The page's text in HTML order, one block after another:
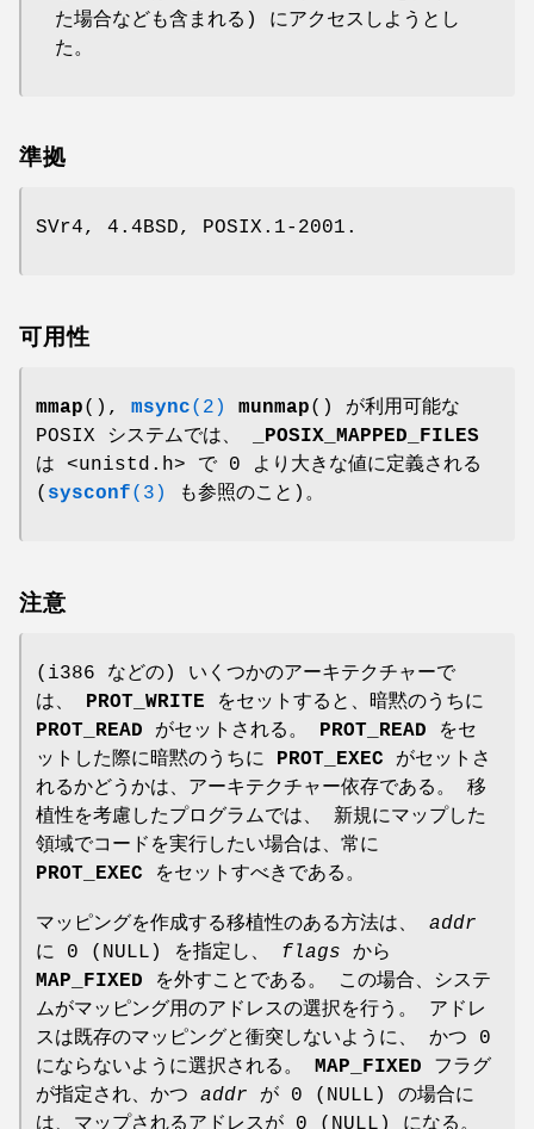
た場合なども含まれる) にアクセスしようとし
た。
準拠
SVr4, 4.4BSD, POSIX.1-2001.
可用性
mmap(), msync(2) munmap() が利用可能な
POSIX システムでは、
_POSIX_MAPPED_FILES
は <unistd.h> で 0 より大きな値に定義される
( sysconf(3) も参照のこと)。
注意
(i386 などの) いくつかのアーキテクチャーで
は、 PROT_WRITE をセットすると、暗黙のうちに
PROT_READ がセットされる。 PROT_READ をセ
ットした際に暗黙のうちに PROT_EXEC がセットさ
れるかどうかは、アーキテクチャー依存である。 移
植性を考慮したプログラムでは、 新規にマップした
領域でコードを実行したい場合は、常に
PROT_EXEC をセットすべきである。
マッピングを作成する移植性のある方法は、 addr
に 0 (NULL) を指定し、 flags から
MAP_FIXED を外すことである。 この場合、システ
ムがマッピング用のアドレスの選択を行う。 アドレ
スは既存のマッピングと衝突しないように、 かつ 0
にならないように選択される。 MAP_FIXED フラグ
が指定され、かつ addr が 0 (NULL) の場合に
は、マップされるアドレスが 0 (NULL) になる。